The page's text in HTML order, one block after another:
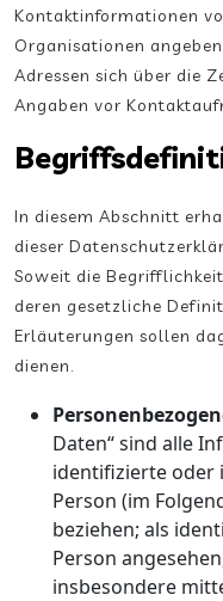
Kontaktinformationen
Organisationen
Adressen sich über die
Angaben vor
In diesem Abschnitt
dieser
Soweit die
deren gesetzliche
Erläuterungen sollen
dienen.
Daten“ sind alle
identifizierte oder
Person (im
beziehen; als
Person
insbesondere